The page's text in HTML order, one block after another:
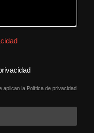
de
aplican la Política de privacidad